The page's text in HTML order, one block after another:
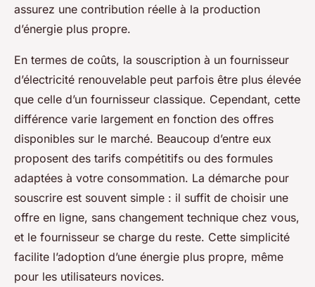
assurez une contribution réelle à la production
d’énergie plus propre.
En termes de coûts, la souscription à un fournisseur
d’électricité renouvelable peut parfois être plus élevée
que celle d’un fournisseur classique. Cependant, cette
différence varie largement en fonction des offres
disponibles sur le marché. Beaucoup d’entre eux
proposent des tarifs compétitifs ou des formules
adaptées à votre consommation. La démarche pour
souscrire est souvent simple : il suffit de choisir une
offre en ligne, sans changement technique chez vous,
et le fournisseur se charge du reste. Cette simplicité
facilite l’adoption d’une énergie plus propre, même
pour les utilisateurs novices.